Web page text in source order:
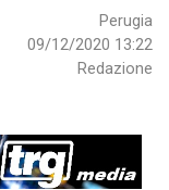
Perugia
09/12/2020 13:22
Redazione